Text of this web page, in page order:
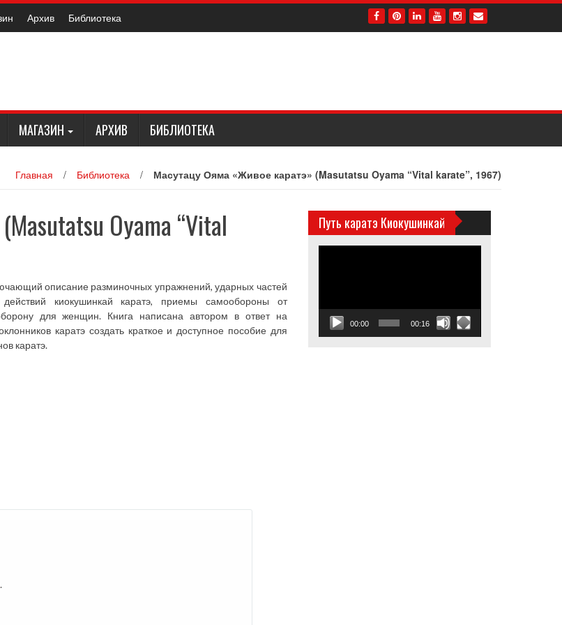
Архив Библиотека
МАГАЗИН АРХИВ БИБЛИОТЕКА
Главная / Библиотека / Масутацу Ояма «Живое каратэ» (Masutatsu Oyama “Vital karate”, 1967)
Oyama “Vital
описание разминочных упражнений, ударных частей
действий киокушинкай каратэ, приемы самообороны от
для женщин. Книга написана автором в ответ на
каратэ создать краткое и доступное пособие для
каратэ.
.
Путь каратэ Киокушинкай
00:00 00:16